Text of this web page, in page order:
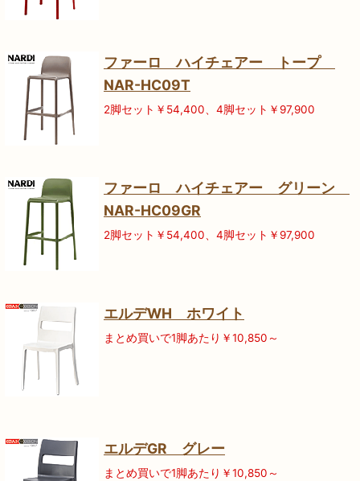
ファーロ ハイチェアー トープ
NAR-HC09T
2脚セット￥54,400、4脚セット￥97,900
ファーロ ハイチェアー グリーン
NAR-HC09GR
2脚セット￥54,400、4脚セット￥97,900
エルデWH ホワイト
まとめ買いで1脚あたり￥10,850～
エルデGR グレー
まとめ買いで1脚あたり￥10,850～